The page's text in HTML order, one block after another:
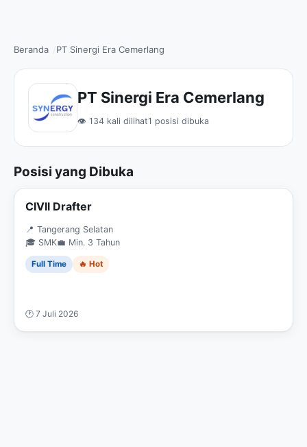
Beranda PT Sinergi Era Cemerlang
PT Sinergi Era Cemerlang
👁 134 kali dilihat1 posisi dibuka
Posisi yang Dibuka
CIVIl Drafter
📍 Tangerang Selatan
🎓 SMK💼 Min. 3 Tahun
Full Time 🔥 Hot
🕐 7 Juli 2026